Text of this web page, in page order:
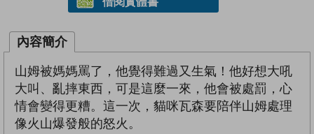
內容簡介
山姆被媽媽罵了，他覺得難過又生氣！他好想大吼
大叫、亂摔東西，可是這麼一來，他會被處罰，心
情會變得更糟。這一次，貓咪瓦森要陪伴山姆處理
像火山爆發般的怒火。